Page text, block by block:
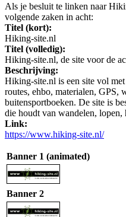
Als je besluit te linken naar
volgende zaken in acht:
Titel (kort):
Hiking-site.nl
Titel (volledig):
Hiking-site.nl, de site voor de
Beschrijving:
Hiking-site.nl is een site vol
routes, ehbo, materialen, GPS,
buitensportboeken. De site is
die houdt van wandelen,
Link:
https://www.hiking-site.nl/
Banner 1 (animated)
Banner 2